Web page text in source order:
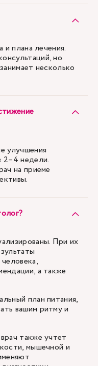
и плана лечения.
но
несколько
улучшения
2–4 недели.
на приеме
При их
а также
план питания,
вашим ритму и
также учтет
мышечной и